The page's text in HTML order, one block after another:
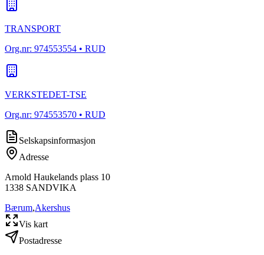
TRANSPORT
Org.nr: 974553554 • RUD
VERKSTEDET-TSE
Org.nr: 974553570 • RUD
Selskapsinformasjon
Adresse
Arnold Haukelands plass 10
1338 SANDVIKA
Bærum,Akershus
Vis kart
Postadresse